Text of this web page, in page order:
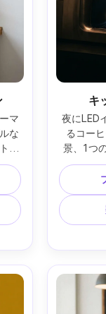
マ
な
ッ
構
ク
ォ
キ
夜にLED
るコー
景、1つ
トライト
夜のコ
50mm、
リ